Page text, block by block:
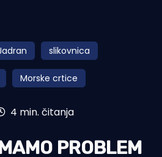
slikovnica
Morske crtice
4 min. čitanja
PROBLEM